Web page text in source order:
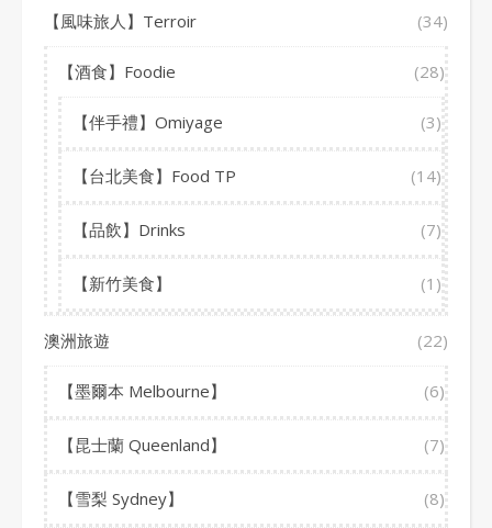
【風味旅人】Terroir (34)
【酒食】Foodie (28)
【伴手禮】Omiyage (3)
【台北美食】Food TP (14)
【品飲】Drinks (7)
【新竹美食】 (1)
澳洲旅遊 (22)
【墨爾本 Melbourne】 (6)
【昆士蘭 Queenland】 (7)
【雪梨 Sydney】 (8)